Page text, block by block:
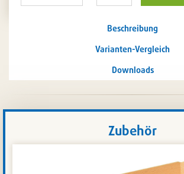
Beschreibung
Varianten-Vergleich
Downloads
Zubehör